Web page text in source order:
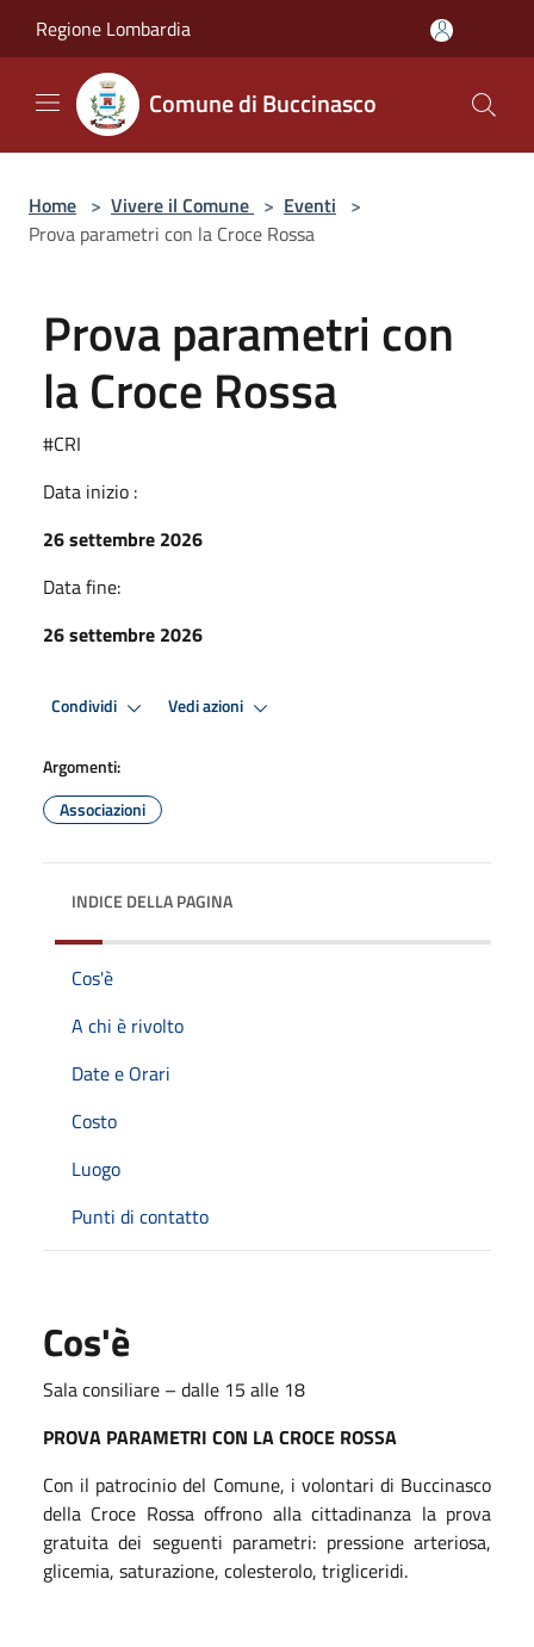
Regione Lombardia
Comune di Buccinasco
Home > Vivere il Comune > Eventi >
Prova parametri con la Croce Rossa
Prova parametri con
la Croce Rossa
#CRI
Data inizio :
26 settembre 2026
Data fine:
26 settembre 2026
Condividi Vedi azioni
Argomenti:
Associazioni
INDICE DELLA PAGINA
Cos'è
A chi è rivolto
Date e Orari
Costo
Luogo
Punti di contatto
Cos'è
Sala consiliare – dalle 15 alle 18
PROVA PARAMETRI CON LA CROCE ROSSA
Con il patrocinio del Comune, i volontari di Buccinasco
della Croce Rossa offrono alla cittadinanza la prova
gratuita dei seguenti parametri: pressione arteriosa,
glicemia, saturazione, colesterolo, trigliceridi.